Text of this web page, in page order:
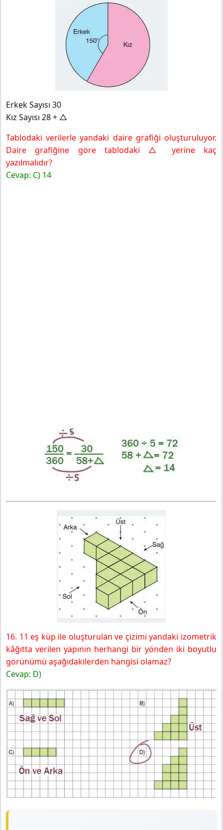
Erkek Sayısı 30
Kız Sayısı 28 + △
Tablodaki verilerle yandaki daire grafiği oluşturuluyor.
Daire grafiğine göre tablodaki △ yerine kaç
yazılmalıdır?
Cevap: C) 14
16. 11 eş küp ile oluşturulan ve çizimi yandaki izometrik
kâğıtta verilen yapının herhangi bir yönden iki boyutlu
görünümü aşağıdakilerden hangisi olamaz?
Cevap: D)